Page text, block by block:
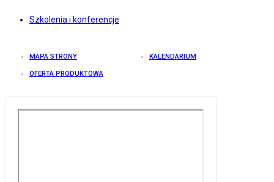
Szkolenia i konferencje
MAPA STRONY KALENDARIUM
OFERTA PRODUKTOWA